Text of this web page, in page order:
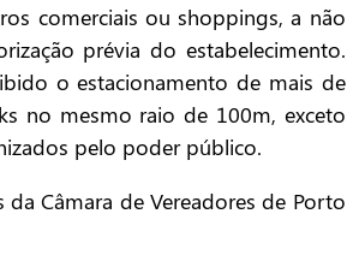
comerciais ou shoppings, a não
prévia do estabelecimento.
o estacionamento de mais de
no mesmo raio de 100m, exceto
pelo poder público.
Câmara de Vereadores de Porto